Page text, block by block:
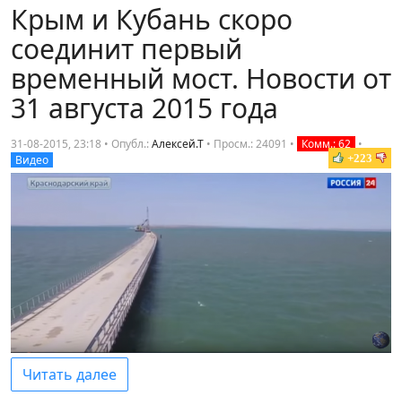
Крым и Кубань скоро
соединит первый
временный мост. Новости от
31 августа 2015 года
31-08-2015, 23:18 • Опубл.:Алексей.Т • Просм.: 24091 • Комм.: 62 •
Видео
+223
Читать далее